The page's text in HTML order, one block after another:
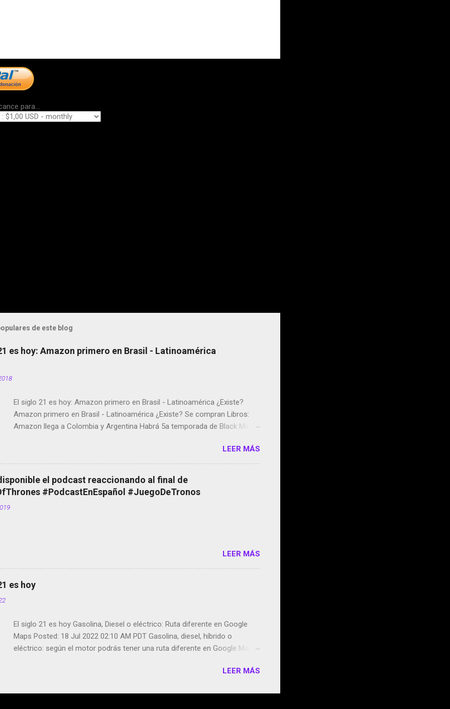
para...
de este blog
es hoy: Amazon primero en Brasil - Latinoamérica
El siglo 21 es hoy: Amazon primero en Brasil - Latinoamérica ¿Existe?
Amazon primero en Brasil - Latinoamérica ¿Existe? Se compran Libros:
Amazon llega a Colombia y Argentina Habrá 5a temporada de Black Mirror
copyright en Instagram Música y vídeo selfies en la red social Riddley
Scott saca a Kevin Spacey de su película Francisco regaña a los que usan
el smartphone en sus misas La serie de la Tierra Media GoBee - StartUp
de bicicletas de alquiler Stop Motion en Instagram Vodafone: me siento
tumbado. Amazon Music: Chingo yo, chingas tu... http://amzn.to/2z1UkPK
LEER MÁS
el podcast reaccionando al final de
#PodcastEnEspañol #JuegoDeTronos
LEER MÁS
es hoy
El siglo 21 es hoy Gasolina, Diesel o eléctrico: Ruta diferente en Google
Maps Posted: 18 Jul 2022 02:10 AM PDT Gasolina, diesel, híbrido o
eléctrico: según el motor podrás tener una ruta diferente en Google Maps.
de esos sentidos es lo que hacen los desarrolladores de Alphabet, la
Google Maps con lo que informamos los usuarios reseñas del lugares
LEER MÁS